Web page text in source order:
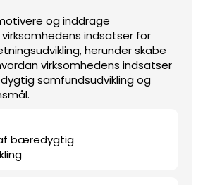
og inddrage
indsatser for
herunder skabe
virksomhedens indsatser
samfundsudvikling og
bæredygtig